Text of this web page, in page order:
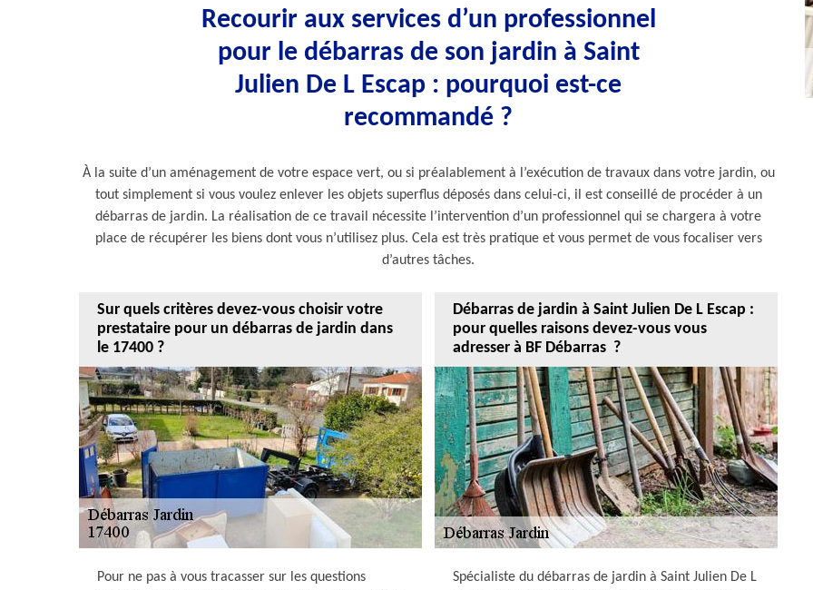
Recourir aux services d’un professionnel
pour le débarras de son jardin à Saint
Julien De L Escap : pourquoi est-ce
recommandé ?
À la suite d’un aménagement de votre espace vert, ou si préalablement à l’exécution de travaux dans votre jardin, ou
tout simplement si vous voulez enlever les objets superflus déposés dans celui-ci, il est conseillé de procéder à un
débarras de jardin. La réalisation de ce travail nécessite l’intervention d’un professionnel qui se chargera à votre
place de récupérer les biens dont vous n’utilisez plus. Cela est très pratique et vous permet de vous focaliser vers
d’autres tâches.
Sur quels critères devez-vous choisir votre
prestataire pour un débarras de jardin dans
le 17400 ?
Pour ne pas à vous tracasser sur les questions
Débarras de jardin à Saint Julien De L Escap :
pour quelles raisons devez-vous vous
adresser à BF Débarras ?
Spécialiste du débarras de jardin à Saint Julien De L